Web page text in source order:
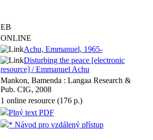
EB
ONLINE
Achu, Emmanuel, 1965-
Disturbing the peace [electronic
resource] / Emmanuel Achu
Mankon, Bamenda : Langaa Research &
Pub. CIG, 2008
1 online resource (176 p.)
Plný text PDF
* Návod pro vzdálený přístup